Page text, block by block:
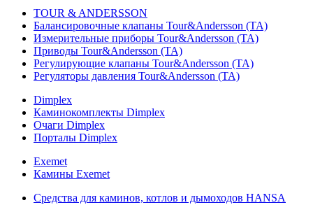
TOUR & ANDERSSON
Балансировочные клапаны Tour&Andersson (TA)
Измерительные приборы Tour&Andersson (TA)
Приводы Tour&Andersson (TA)
Регулирующие клапаны Tour&Andersson (TA)
Регуляторы давления Tour&Andersson (TA)
Dimplex
Каминокомплекты Dimplex
Очаги Dimplex
Порталы Dimplex
Exemet
Камины Exemet
Средства для каминов, котлов и дымоходов HANSA